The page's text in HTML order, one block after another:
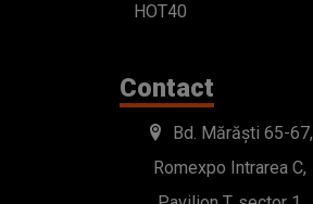
HOT40
Contact
Bd. Mărăști 65-67,
Romexpo Intrarea C,